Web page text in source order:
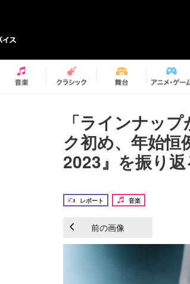
「ラインナッ
ク初め、年始
2023』を振り
レポート 音楽
前の画像